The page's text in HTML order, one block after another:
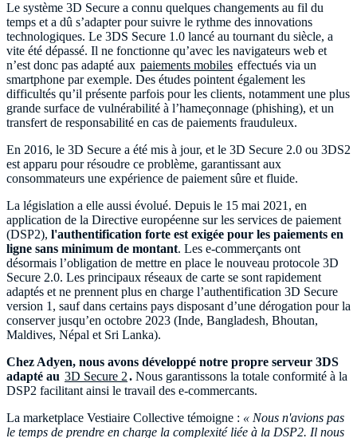
Le système 3D Secure a connu quelques changements au fil du
temps et a dû s’adapter pour suivre le rythme des innovations
technologiques. Le 3DS Secure 1.0 lancé au tournant du siècle, a
vite été dépassé. Il ne fonctionne qu’avec les navigateurs web et
n’est donc pas adapté aux paiements mobiles effectués via un
smartphone par exemple. Des études pointent également les
difficultés qu’il présente parfois pour les clients, notamment une plus
grande surface de vulnérabilité à l’hameçonnage (phishing), et un
transfert de responsabilité en cas de paiements frauduleux.
En 2016, le 3D Secure a été mis à jour, et le 3D Secure 2.0 ou 3DS2
est apparu pour résoudre ce problème, garantissant aux
consommateurs une expérience de paiement sûre et fluide.
La législation a elle aussi évolué. Depuis le 15 mai 2021, en
application de la Directive européenne sur les services de paiement
(DSP2), l'authentification forte est exigée pour les paiements en
ligne sans minimum de montant. Les e-commerçants ont
désormais l’obligation de mettre en place le nouveau protocole 3D
Secure 2.0. Les principaux réseaux de carte se sont rapidement
adaptés et ne prennent plus en charge l’authentification 3D Secure
version 1, sauf dans certains pays disposant d’une dérogation pour la
conserver jusqu’en octobre 2023 (Inde, Bangladesh, Bhoutan,
Maldives, Népal et Sri Lanka).
Chez Adyen, nous avons développé notre propre serveur 3DS
adapté au 3D Secure 2. Nous garantissons la totale conformité à la
DSP2 facilitant ainsi le travail des e-commercants.
La marketplace Vestiaire Collective témoigne : « Nous n'avions pas
le temps de prendre en charge la complexité liée à la DSP2. Il nous